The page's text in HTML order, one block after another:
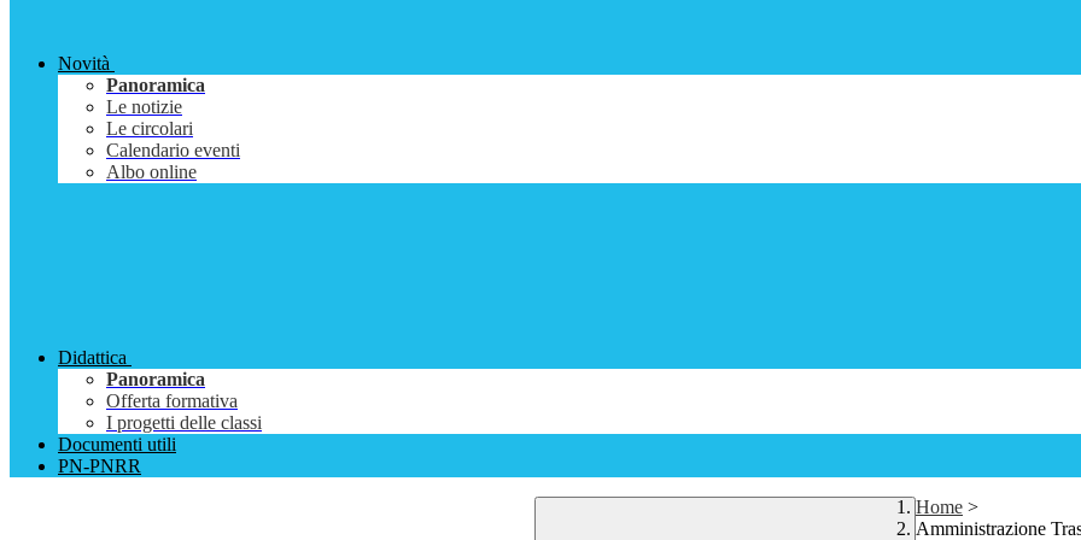
Novità
Panoramica
Le notizie
Le circolari
Calendario eventi
Albo online
Didattica
Panoramica
Offerta formativa
I progetti delle classi
Documenti utili
PN-PNRR
Home >
Amministrazione